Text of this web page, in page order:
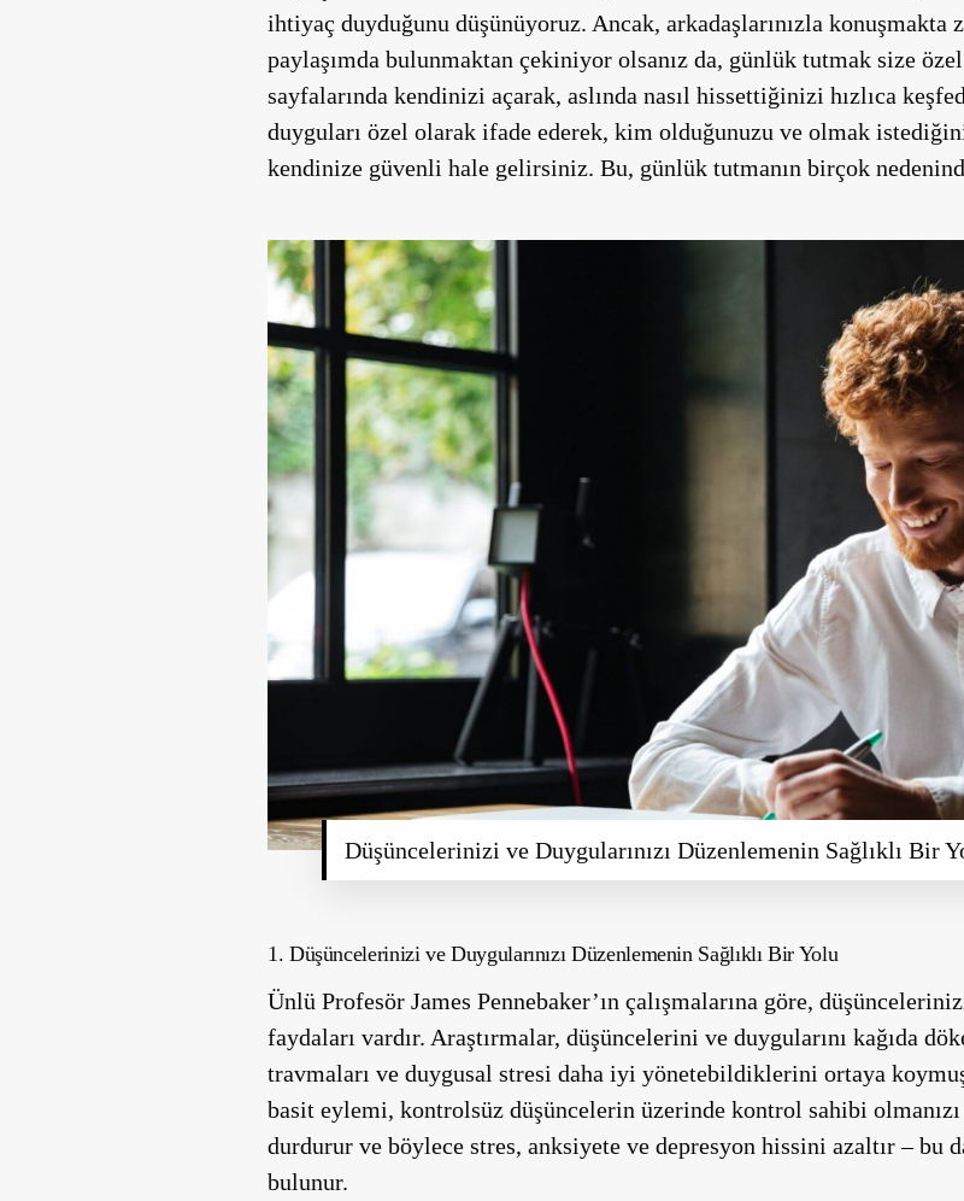
ihtiyaç duyduğunu düşünüyoruz. Ancak, arkadaşlarınızla konuşmakta
paylaşımda bulunmaktan çekiniyor olsanız da, günlük tutmak size
sayfalarında kendinizi açarak, aslında nasıl hissettiğinizi hızlıca
duyguları özel olarak ifade ederek, kim olduğunuzu ve olmak
kendinize güvenli hale gelirsiniz. Bu, günlük tutmanın birçok
Düşüncelerinizi ve Duygularınızı Düzenlemenin Sağlıklı Bir
1. Düşüncelerinizi ve Duygularınızı Düzenlemenin Sağlıklı Bir Yolu
Ünlü Profesör James Pennebaker’ın çalışmalarına göre,
faydaları vardır. Araştırmalar, düşüncelerini ve duygularını kağıda
travmaları ve duygusal stresi daha iyi yönetebildiklerini ortaya
basit eylemi, kontrolsüz düşüncelerin üzerinde kontrol sahibi
durdurur ve böylece stres, anksiyete ve depresyon hissini azaltır – bu
bulunur.